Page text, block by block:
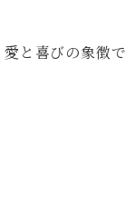
と喜びの象徴